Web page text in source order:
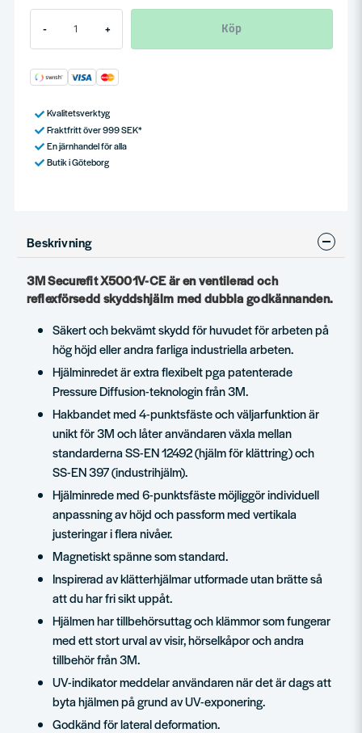
- + Köp
Kvalitetsverktyg
Fraktfritt över 999 SEK*
En järnhandel för alla
Butik i Göteborg
Beskrivning
3M Securefit X5001V-CE är en ventilerad och
reflexförsedd skyddshjälm med dubbla godkännanden.
Säkert och bekvämt skydd för huvudet för arbeten på
hög höjd eller andra farliga industriella arbeten.
Hjälminredet är extra flexibelt pga patenterade
Pressure Diffusion-teknologin från 3M.
Hakbandet med 4-punktsfäste och väljarfunktion är
unikt för 3M och låter användaren växla mellan
standarderna SS-EN 12492 (hjälm för klättring) och
SS-EN 397 (industrihjälm).
Hjälminrede med 6-punktsfäste möjliggör individuell
anpassning av höjd och passform med vertikala
justeringar i flera nivåer.
Magnetiskt spänne som standard.
Inspirerad av klätterhjälmar utformade utan brätte så
att du har fri sikt uppåt.
Hjälmen har tillbehörsuttag och klämmor som fungerar
med ett stort urval av visir, hörselkåpor och andra
tillbehör från 3M.
UV-indikator meddelar användaren när det är dags att
byta hjälmen på grund av UV-exponering.
Godkänd för lateral deformation.